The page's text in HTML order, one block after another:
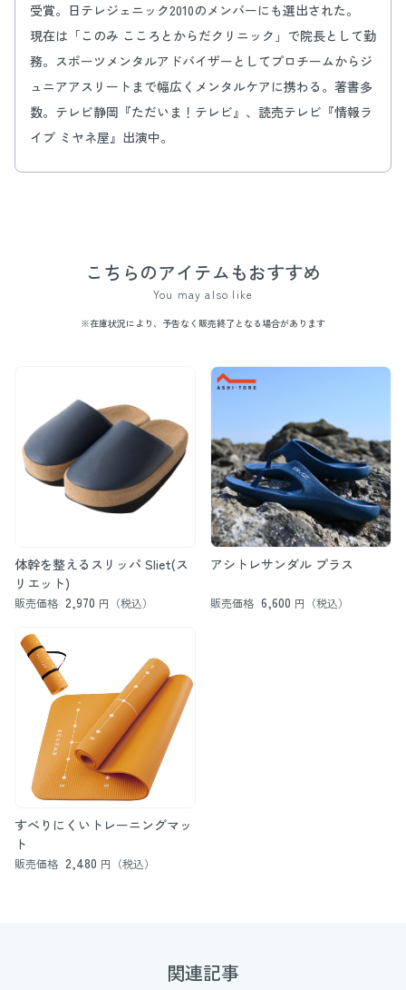
受賞。日テレジェニック2010のメンバーにも選出された。
現在は「このみ こころとからだクリニック」で院長として勤
務。スポーツメンタルアドバイザーとしてプロチームからジ
ュニアアスリートまで幅広くメンタルケアに携わる。著書多
数。テレビ静岡『ただいま！テレビ』、読売テレビ『情報ラ
イブ ミヤネ屋』出演中。
こちらのアイテムもおすすめ
You may also like
※在庫状況により、予告なく販売終了となる場合があります
体幹を整えるスリッパ Sliet(ス
リエット)
販売価格 2,970 円（税込）
アシトレサンダル プラス
販売価格 6,600 円（税込）
すべりにくいトレーニングマッ
ト
販売価格 2,480 円（税込）
関連記事